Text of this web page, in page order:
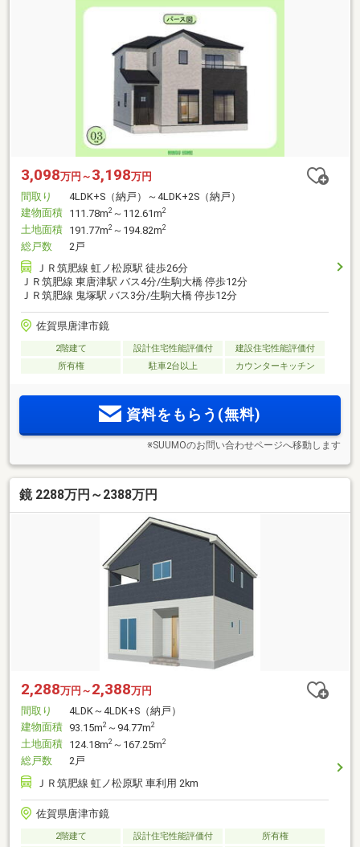
3,098万円～ 3,198万円
間取り
4LDK+S（納戸）～4LDK+2S（納戸）
建物面積 111.78m2 ～112.61m2
土地面積 191.77m2 ～194.82m2
総戸数
2戸
ＪＲ筑肥線 虹ノ松原駅 徒歩26分
ＪＲ筑肥線 東唐津駅 バス4分/生駒大橋 停歩12分
ＪＲ筑肥線 鬼塚駅 バス3分/生駒大橋 停歩12分
佐賀県唐津市鏡
2階建て 設計住宅性能評価付
建設住宅性能評価付
所有権
駐車2台以上 カウンターキッチン
資料をもらう(無料)
※SUUMOのお問い合わせページへ移動します
鏡 2288万円～2388万円
2,288万円～ 2,388万円
間取り
4LDK～4LDK+S（納戸）
建物面積 93.15m2 ～94.77m2
土地面積 124.18m2 ～167.25m2
総戸数
2戸
ＪＲ筑肥線 虹ノ松原駅 車利用 2km
佐賀県唐津市鏡
2階建て 設計住宅性能評価付
所有権